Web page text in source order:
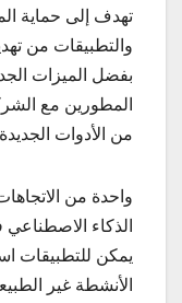
تهدف إلى حماية
والتطبيقات من
بفضل الميزات
المطورين مع
من الأدوات
واحدة من
الذكاء
يمكن للتطبيقات
الأنشطة غير